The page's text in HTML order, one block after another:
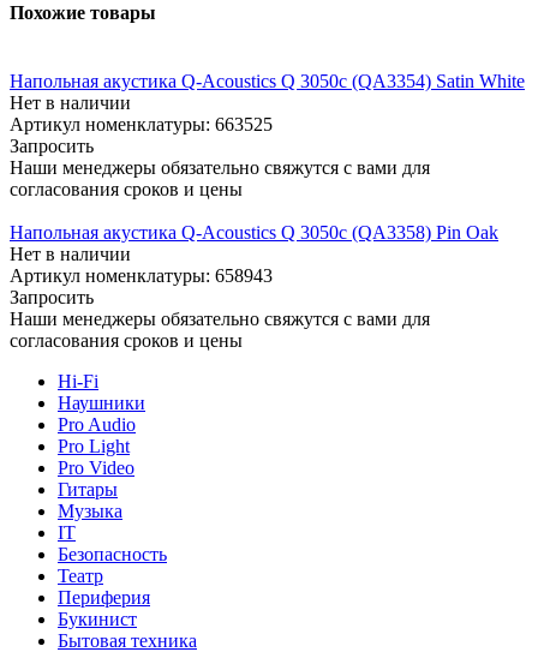
Похожие товары
Напольная акустика Q-Acoustics Q 3050c (QA3354) Satin White
Нет в наличии
Артикул номенклатуры: 663525
Запросить
Наши менеджеры обязательно свяжутся с вами для
согласования сроков и цены
Напольная акустика Q-Acoustics Q 3050c (QA3358) Pin Oak
Нет в наличии
Артикул номенклатуры: 658943
Запросить
Наши менеджеры обязательно свяжутся с вами для
согласования сроков и цены
Hi-Fi
Наушники
Pro Audio
Pro Light
Pro Video
Гитары
Музыка
IT
Безопасность
Театр
Периферия
Букинист
Бытовая техника